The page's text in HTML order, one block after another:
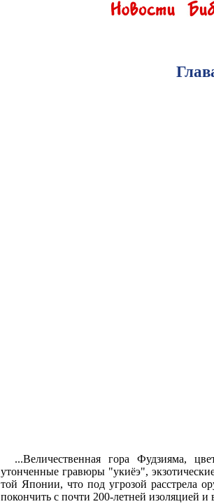
...Величественная гора Фудзияма,
утонченные гравюры "укиёэ",
той Японии, что под угрозой расстрела
покончить с почти 200-летней изоляцией